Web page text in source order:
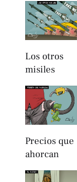
Los otros
misiles
Precios que
ahorcan